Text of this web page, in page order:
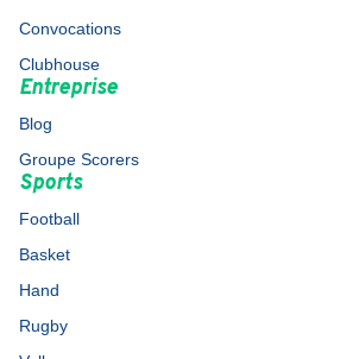
Convocations
Clubhouse
Entreprise
Blog
Groupe Scorers
Sports
Football
Basket
Hand
Rugby